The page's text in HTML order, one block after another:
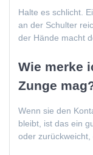
Halte es schlicht.
an der Schulter
der Hände macht
Wie merke
Zunge
Wenn sie den
bleibt, ist das ein
oder zurückweicht,